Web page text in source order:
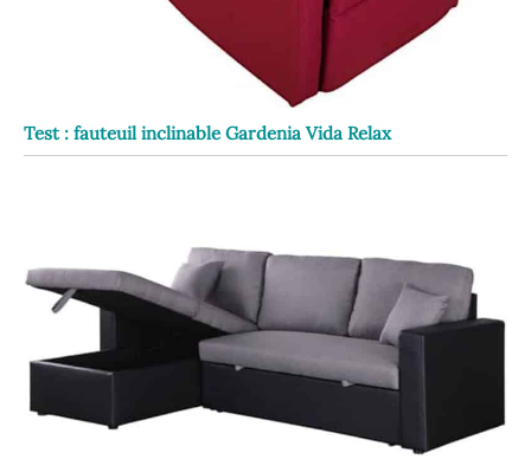
Test : fauteuil inclinable Gardenia Vida Relax